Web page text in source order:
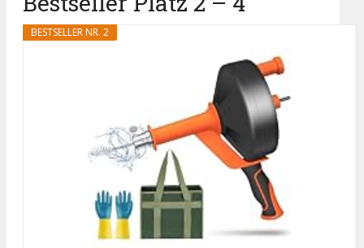
BESTSELLER NR. 2